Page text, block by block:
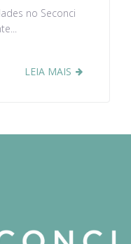
no Seconci
LEIA MAIS